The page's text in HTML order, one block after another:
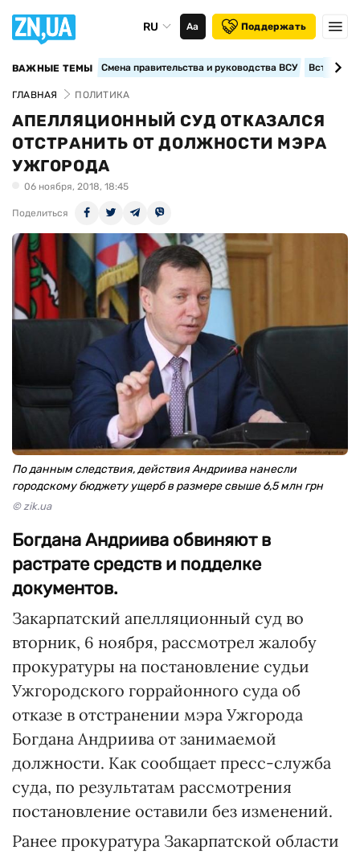
RU Аа Поддержать
ВАЖНЫЕ ТЕМЫ Смена правительства и руководства ВСУ
ГЛАВНАЯ ПОЛИТИКА
АПЕЛЛЯЦИОННЫЙ СУД ОТКАЗАЛСЯ
ОТСТРАНИТЬ ОТ ДОЛЖНОСТИ МЭРА
УЖГОРОДА
06 ноября, 2018, 18:45
Поделиться
По данным следствия, действия Андриива нанесли
городскому бюджету ущерб в размере свыше 6,5 млн грн
© zik.ua
Богдана Андриива обвиняют в
растрате средств и подделке
документов.
Закарпатский апелляционный суд во
вторник, 6 ноября, рассмотрел жалобу
прокуратуры на постановление судьи
Ужгородского горрайонного суда об
отказе в отстранении мэра Ужгорода
Богдана Андриива от занимаемой
должности. Как сообщает пресс-служба
суда, по результатам рассмотрения
постановление оставили без изменений.
Ранее прокуратура Закарпатской области